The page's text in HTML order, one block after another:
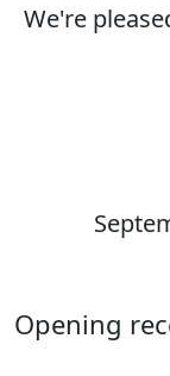
We're
Opening